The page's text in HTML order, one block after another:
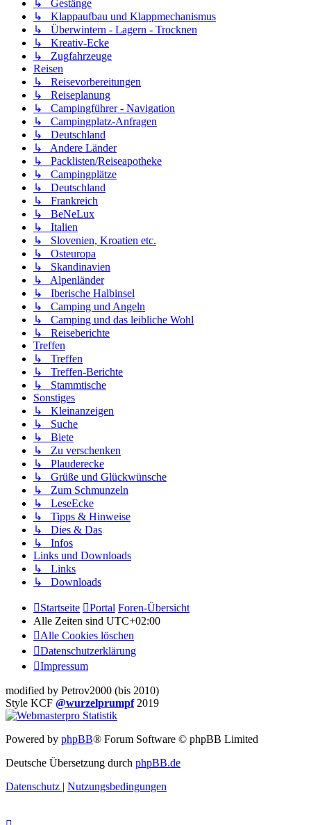
↳ Gestänge
↳ Klappaufbau und Klappmechanismus
↳ Überwintern - Lagern - Trocknen
↳ Kreativ-Ecke
↳ Zugfahrzeuge
Reisen
↳ Reisevorbereitungen
↳ Reiseplanung
↳ Campingführer - Navigation
↳ Campingplatz-Anfragen
↳ Deutschland
↳ Andere Länder
↳ Packlisten/Reiseapotheke
↳ Campingplätze
↳ Deutschland
↳ Frankreich
↳ BeNeLux
↳ Italien
↳ Slovenien, Kroatien etc.
↳ Osteuropa
↳ Skandinavien
↳ Alpenländer
↳ Iberische Halbinsel
↳ Camping und Angeln
↳ Camping und das leibliche Wohl
↳ Reiseberichte
Treffen
↳ Treffen
↳ Treffen-Berichte
↳ Stammtische
Sonstiges
↳ Kleinanzeigen
↳ Suche
↳ Biete
↳ Zu verschenken
↳ Plauderecke
↳ Grüße und Glückwünsche
↳ Zum Schmunzeln
↳ LeseEcke
↳ Tipps & Hinweise
↳ Dies & Das
↳ Infos
Links und Downloads
↳ Links
↳ Downloads
Startseite Portal Foren-Übersicht
Alle Zeiten sind UTC+02:00
Alle Cookies löschen
Datenschutzerklärung
Impressum
modified by Petrov2000 (bis 2010)
Style KCF @wurzelprumpf2019
Powered by phpBB® Forum Software © phpBB Limited
Deutsche Übersetzung durch phpBB.de
Datenschutz | Nutzungsbedingungen